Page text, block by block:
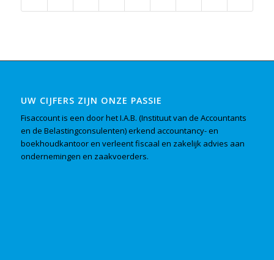
UW CIJFERS ZIJN ONZE PASSIE
Fisaccount is een door het I.A.B. (Instituut van de Accountants
en de Belastingconsulenten) erkend accountancy- en
boekhoudkantoor en verleent fiscaal en zakelijk advies aan
ondernemingen en zaakvoerders.